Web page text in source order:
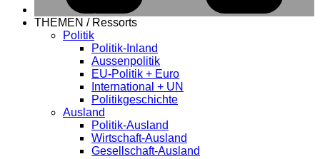
THEMEN / Ressorts
Politik
Politik-Inland
Aussenpolitik
EU-Politik + Euro
International + UN
Politikgeschichte
Ausland
Politik-Ausland
Wirtschaft-Ausland
Gesellschaft-Ausland